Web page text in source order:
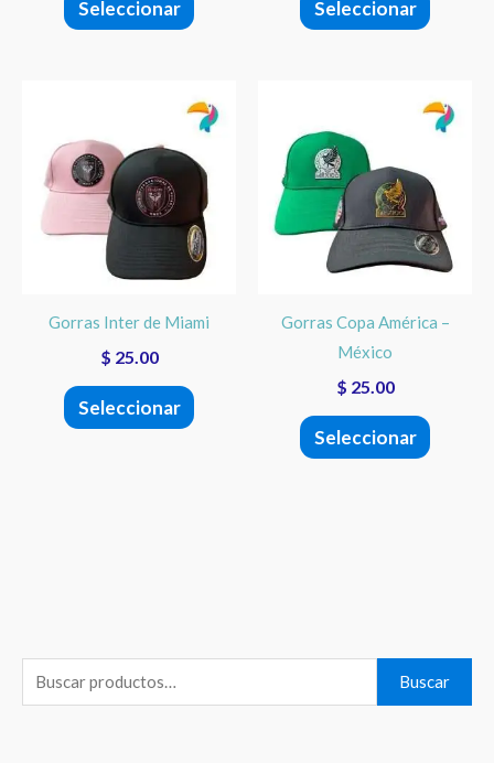
u
Buscar
Seleccionar
página
Seleccionar
página
Gorras Inter de Miami
$ 25.00
Seleccionar
producto
múltiples
variantes.
Las
opciones
pueden
en
la
Gorras Copa América –
México
$ 25.00
Seleccionar
Las
pueden
la
página